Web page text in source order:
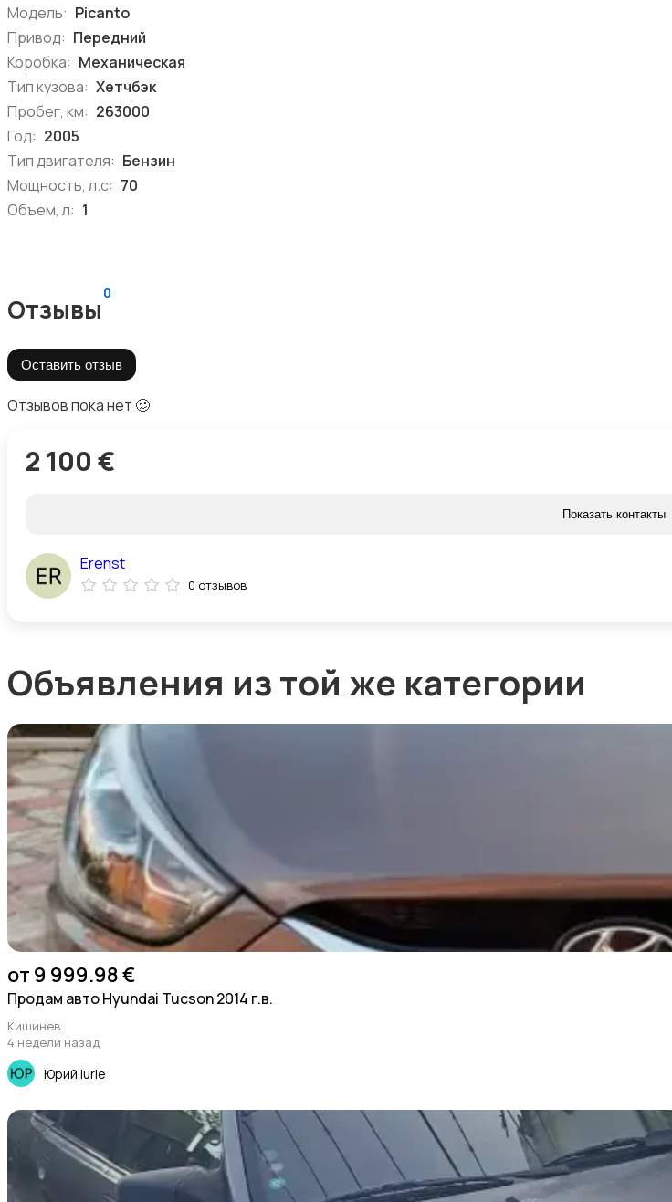
Модель: Picanto
Привод: Передний
Коробка: Механическая
Тип кузова: Хетчбэк
Пробег, км: 263000
Год: 2005
Тип двигателя: Бензин
Мощность, л.с: 70
Объем, л: 1
Отзывы
0
Оставить отзыв
Отзывов пока нет 🥴
2 100 €
Показать контакты
Erenst
0 отзывов
Объявления из той же категории
от 9 999.98 €
Продам авто Hyundai Tucson 2014 г.в.
Кишинев
4 недели назад
Юрий Iurie